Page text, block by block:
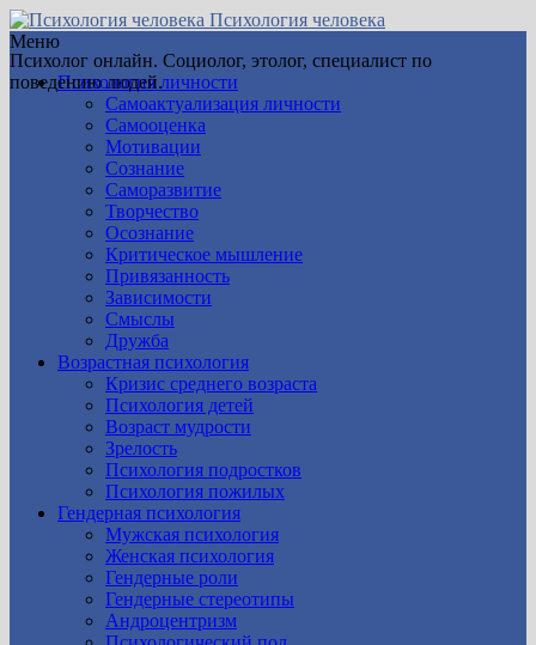
Психология человека
Психолог онлайн. Социолог, этолог, специалист по
поведению людей.
Меню
Психология личности
Самоактуализация личности
Самооценка
Мотивации
Сознание
Саморазвитие
Творчество
Осознание
Критическое мышление
Привязанность
Зависимости
Смыслы
Дружба
Возрастная психология
Кризис среднего возраста
Психология детей
Возраст мудрости
Зрелость
Психология подростков
Психология пожилых
Гендерная психология
Мужская психология
Женская психология
Гендерные роли
Гендерные стереотипы
Андроцентризм